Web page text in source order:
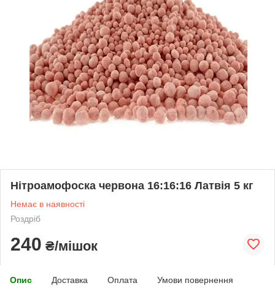
Нітроамофоска червона 16:16:16 Латвія 5 кг
Немає в наявності
Роздріб
240 ₴/мішок
Опис Доставка Оплата Умови повернення